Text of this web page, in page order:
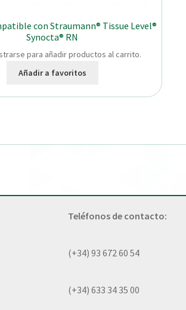
con Straumann® Tissue Level®
Synocta® RN
para añadir productos al carrito.
Añadir a favoritos
Teléfonos de contacto:
(+34) 93 672 60 54
(+34) 633 34 35 00